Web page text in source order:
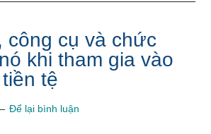
công cụ và chức
khi tham gia vào
tệ
Để lại bình luận